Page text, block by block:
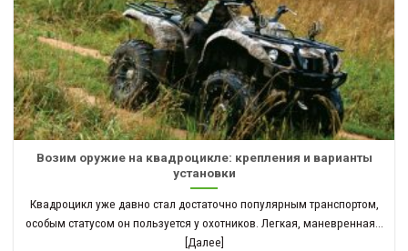
Возим оружие на квадроцикле: крепления и варианты
установки
Квадроцикл уже давно стал достаточно популярным транспортом,
особым статусом он пользуется у охотников. Легкая, маневренная...
[Далее]